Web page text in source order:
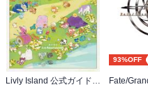
Livly Island 公式ガイドブック４ 心が重なるリヴリーの世界【プロダクトコード付き】
93%OFF